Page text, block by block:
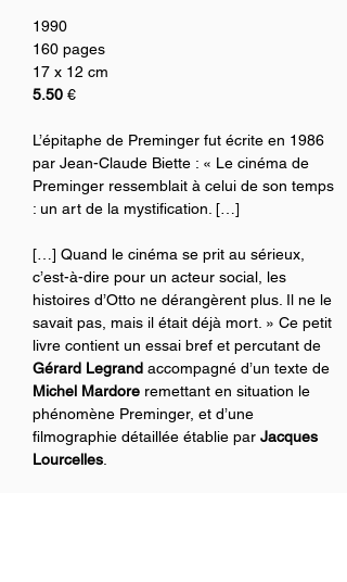
1990
160 pages
17 x 12 cm
5.50 €
L’épitaphe de Preminger fut écrite en 1986
par Jean-Claude Biette : « Le cinéma de
Preminger ressemblait à celui de son temps
: un art de la mystification. […]
[…] Quand le cinéma se prit au sérieux,
c’est-à-dire pour un acteur social, les
histoires d’Otto ne dérangèrent plus. Il ne le
savait pas, mais il était déjà mort. » Ce petit
livre contient un essai bref et percutant de
Gérard Legrand accompagné d’un texte de
Michel Mardore remettant en situation le
phénomène Preminger, et d’une
filmographie détaillée établie par Jacques
Lourcelles.